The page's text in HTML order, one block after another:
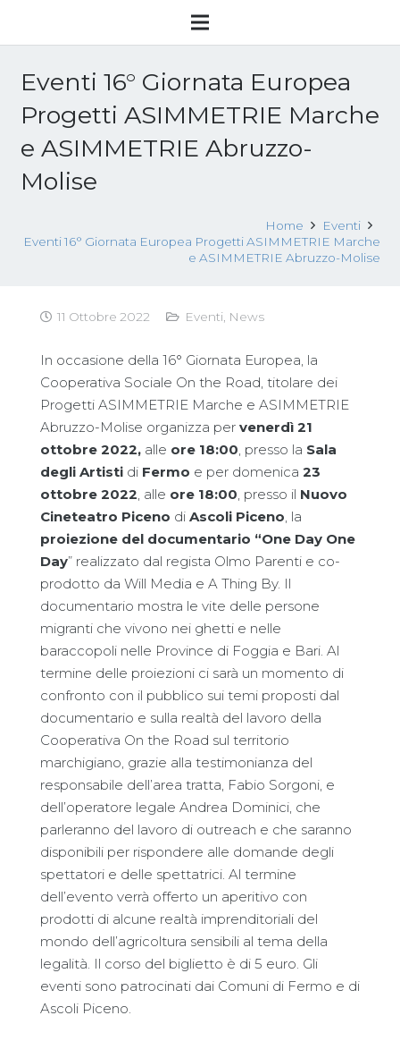
Eventi 16° Giornata Europea
Progetti ASIMMETRIE Marche
e ASIMMETRIE Abruzzo-
Molise
Home
Eventi
Eventi 16° Giornata Europea Progetti ASIMMETRIE Marche
e ASIMMETRIE Abruzzo-Molise
11 Ottobre 2022 Eventi News
In occasione della 16° Giornata Europea, la
Cooperativa Sociale On the Road, titolare dei
Progetti ASIMMETRIE Marche e ASIMMETRIE
Abruzzo-Molise organizza per venerdì 21
ottobre 2022, alle ore 18:00 , presso la Sala
degli Artisti di Fermo e per domenica 23
ottobre 2022 , alle ore 18:00 , presso il Nuovo
Cineteatro Piceno di Ascoli Piceno , la
proiezione del documentario “One Day One
Day” realizzato dal regista Olmo Parenti e co-
prodotto da Will Media e A Thing By. Il
documentario mostra le vite delle persone
migranti che vivono nei ghetti e nelle
baraccopoli nelle Province di Foggia e Bari. Al
termine delle proiezioni ci sarà un momento di
confronto con il pubblico sui temi proposti dal
documentario e sulla realtà del lavoro della
Cooperativa On the Road sul territorio
marchigiano, grazie alla testimonianza del
responsabile dell’area tratta, Fabio Sorgoni, e
dell’operatore legale Andrea Dominici, che
parleranno del lavoro di outreach e che saranno
disponibili per rispondere alle domande degli
spettatori e delle spettatrici. Al termine
dell’evento verrà offerto un aperitivo con
prodotti di alcune realtà imprenditoriali del
mondo dell’agricoltura sensibili al tema della
legalità. Il corso del biglietto è di 5 euro. Gli
eventi sono patrocinati dai Comuni di Fermo e di
Ascoli Piceno.